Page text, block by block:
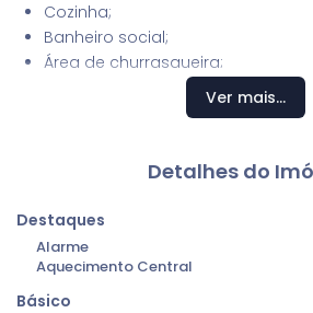
Cozinha;
Banheiro social;
Área de churrasqueira;
Espaço para depósito;
Área de serviço coberta;
Móveis planejados;
Sistema de monitoramento;
Aquecimento solar;
Ver mais...
Detalhes do
Destaques
Alarme
Aquecimento Central
Básico